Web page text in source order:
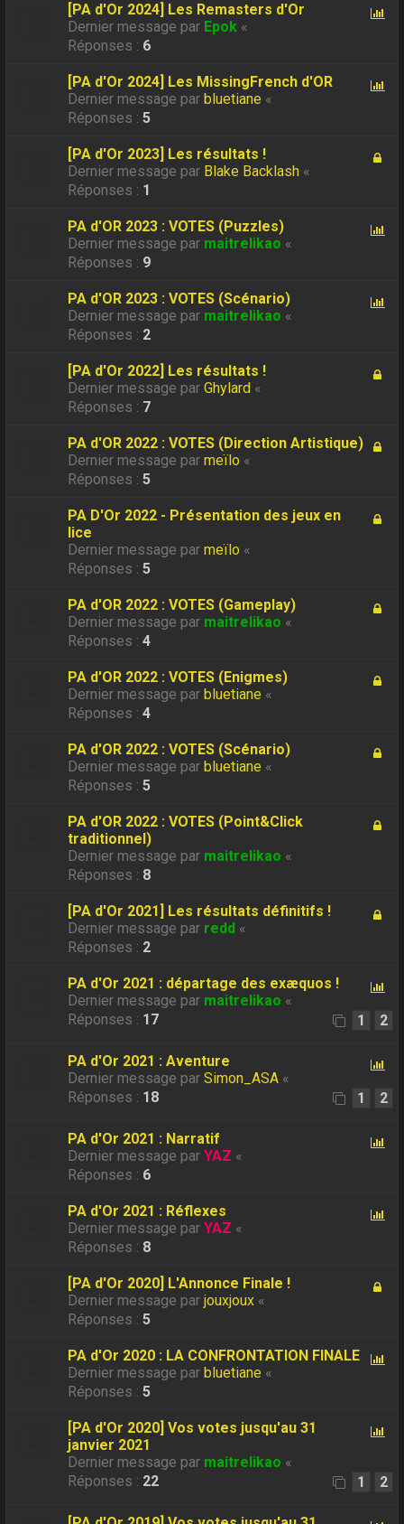
[PA d'Or 2024] Les Remasters d'Or
Dernier message par Epok «
Réponses : 6
[PA d'Or 2024] Les MissingFrench d'OR
Dernier message par bluetiane «
Réponses :5
[PA d'Or 2023] Les résultats !
Dernier message par Blake Backlash «
Réponses : 1
PA d'OR 2023 : VOTES (Puzzles)
Dernier message par maitrelikao «
Réponses : 9
PA d'OR 2023 : VOTES (Scénario)
Dernier message par maitrelikao «
Réponses : 2
[PA d'Or 2022] Les résultats !
Dernier message parGhylard «
Réponses : 7
PA d'OR 2022 : VOTES (Direction Artistique)
Dernier message parmeïlo «
Réponses :5
PA D'Or 2022 - Présentation des jeux en
lice
Dernier message parmeïlo «
Réponses :5
PA d'OR 2022 : VOTES (Gameplay)
Dernier message par maitrelikao «
Réponses :4
PA d'OR 2022 : VOTES (Enigmes)
Dernier message par bluetiane «
Réponses :4
PA d'OR 2022 : VOTES (Scénario)
Dernier message par bluetiane «
Réponses :5
PA d'OR 2022 : VOTES (Point&Click
traditionnel)
Dernier message par maitrelikao «
Réponses : 8
[PA d'Or 2021] Les résultats définitifs !
Dernier message par redd «
Réponses : 2
PA d'Or 2021 : départage des exæquos !
Dernier message par maitrelikao «
Réponses : 17 1 2
PA d'Or 2021 : Aventure
Dernier message parSimon_ASA «
Réponses : 18 1 2
PA d'Or 2021 : Narratif
Dernier message parYAZ «
Réponses : 6
PA d'Or 2021 : Réflexes
Dernier message parYAZ «
Réponses : 8
[PA d'Or 2020] L'Annonce Finale !
Dernier message parjouxjoux «
Réponses :5
PA d'Or 2020 : LA CONFRONTATION FINALE
Dernier message par bluetiane «
Réponses :5
[PA d'Or 2020] Vos votes jusqu'au 31
janvier 2021
Dernier message par maitrelikao «
Réponses : 22 1 2